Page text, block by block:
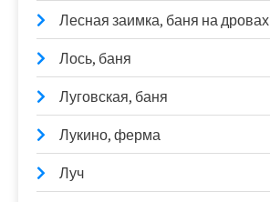
Лесная заимка, баня на дровах
Лось, баня
Луговская, баня
Лукино, ферма
Луч